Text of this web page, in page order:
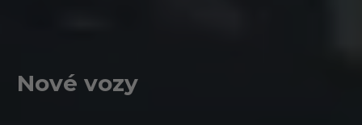
Nové vozy